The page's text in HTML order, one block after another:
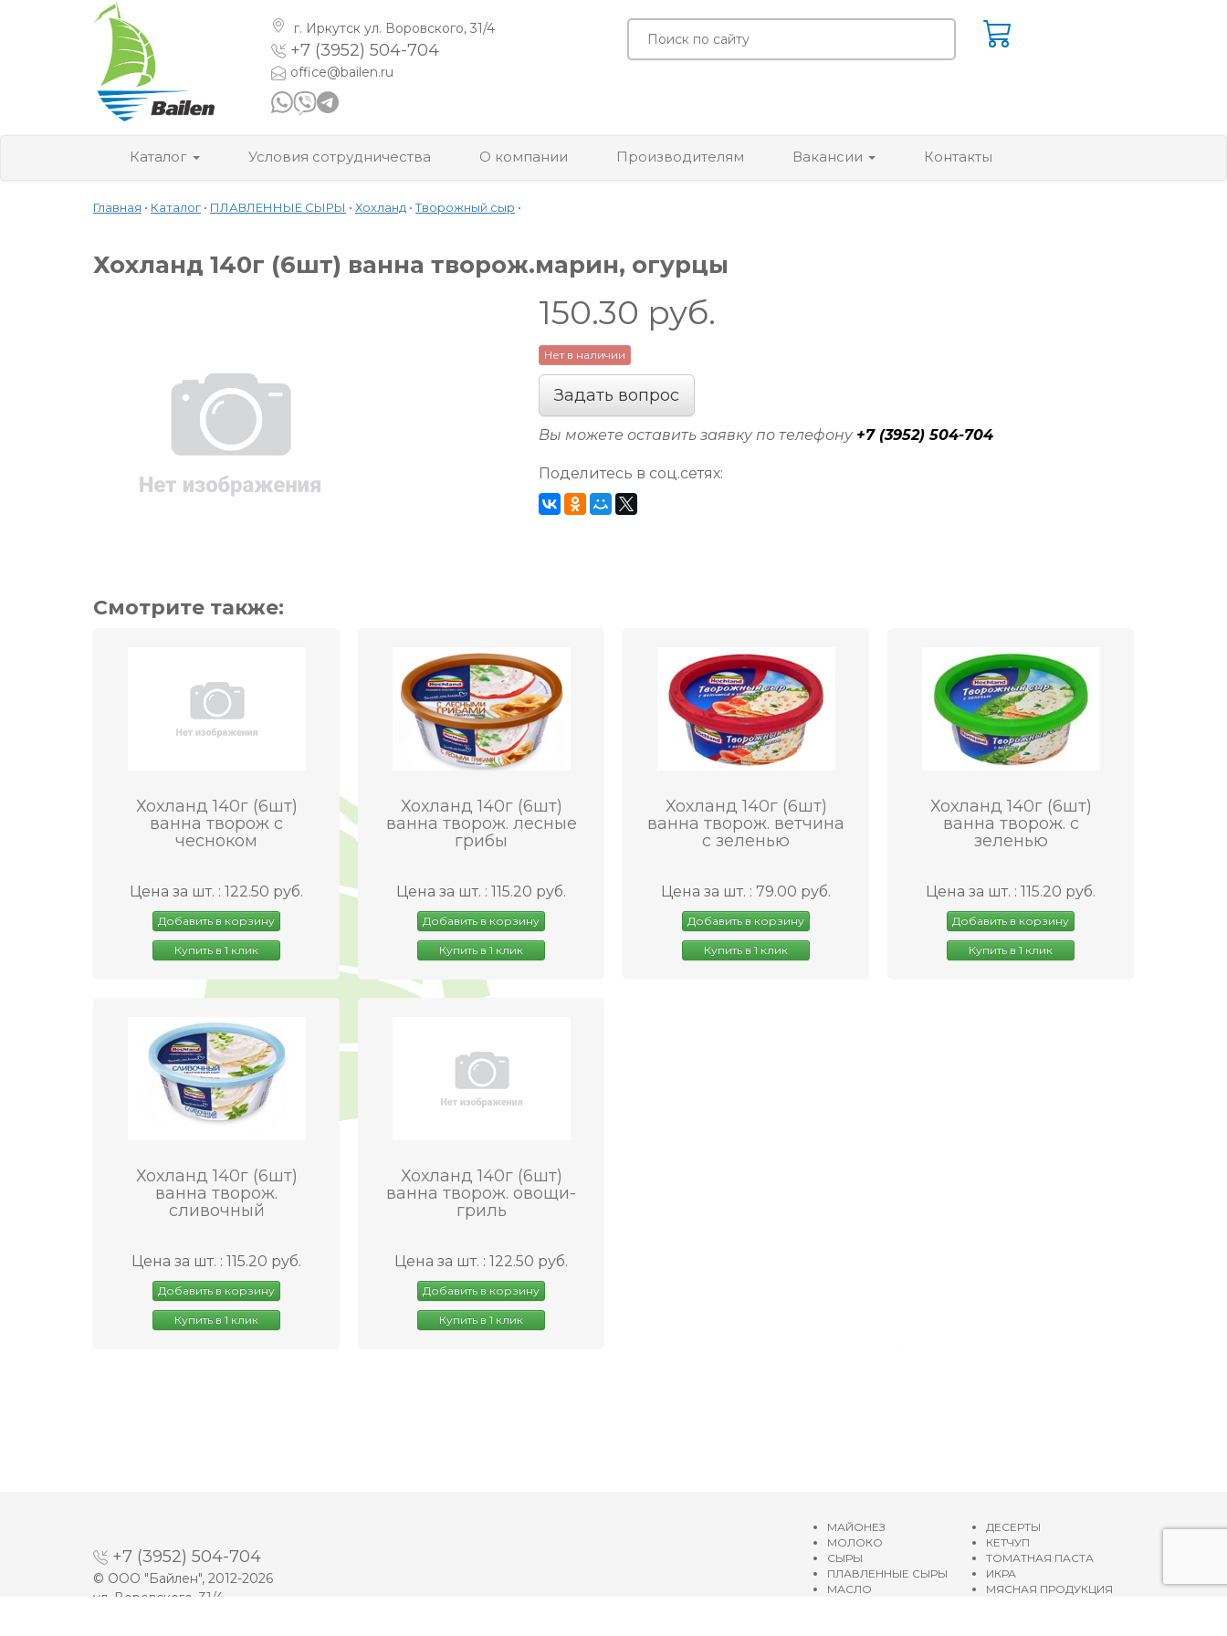
г. Иркутск ул. Воровского, 31/4
+7 (3952) 504-704
office@bailen.ru
Каталог Условия сотрудничества О компании Производителям Вакансии Контакты
Главная • Каталог • ПЛАВЛЕННЫЕ СЫРЫ • Хохланд • Творожный сыр •
Хохланд 140г (6шт) ванна творож.марин, огурцы
150.30 руб.
Нет в наличии
Задать вопрос
Вы можете оставить заявку по телефону +7 (3952) 504-704
Поделитесь в соц.сетях:
Смотрите также:
Хохланд 140г (6шт)
ванна творож с
чесноком
Цена за шт. : 122.50 руб.
Добавить в корзину
Купить в 1 клик
Хохланд 140г (6шт)
ванна творож. лесные
грибы
Цена за шт. : 115.20 руб.
Добавить в корзину
Купить в 1 клик
Хохланд 140г (6шт)
ванна творож. ветчина
с зеленью
Цена за шт. : 79.00 руб.
Добавить в корзину
Купить в 1 клик
Хохланд 140г (6шт)
ванна творож. с
зеленью
Цена за шт. : 115.20 руб.
Добавить в корзину
Купить в 1 клик
Хохланд 140г (6шт)
ванна творож.
сливочный
Цена за шт. : 115.20 руб.
Добавить в корзину
Купить в 1 клик
Хохланд 140г (6шт)
ванна творож. овощи-
гриль
Цена за шт. : 122.50 руб.
Добавить в корзину
Купить в 1 клик
+7 (3952) 504-704
© ООО "Байлен", 2012-2026
ул. Воровского, 31/4
МАЙОНЕЗ
МОЛОКО
СЫРЫ
ПЛАВЛЕННЫЕ СЫРЫ
МАСЛО
ДЕСЕРТЫ
КЕТЧУП
ТОМАТНАЯ ПАСТА
ИКРА
МЯСНАЯ ПРОДУКЦИЯ